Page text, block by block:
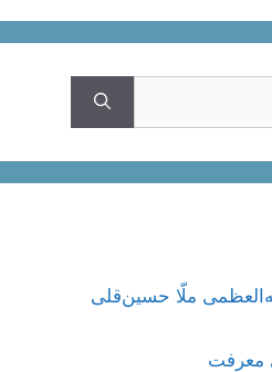
ملّا حسین‌قلی
معرفت